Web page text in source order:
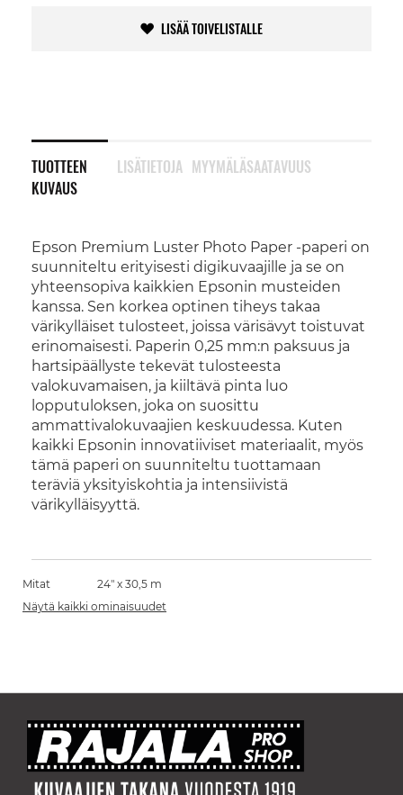
LISÄÄ TOIVELISTALLE
TUOTTEEN
KUVAUS
Epson Premium Luster Photo Paper -paperi on
suunniteltu erityisesti digikuvaajille ja se on
yhteensopiva kaikkien Epsonin musteiden
kanssa. Sen korkea optinen tiheys takaa
värikylläiset tulosteet, joissa värisävyt toistuvat
erinomaisesti. Paperin 0,25 mm:n paksuus ja
hartsipäällyste tekevät tulosteesta
valokuvamaisen, ja kiiltävä pinta luo
lopputuloksen, joka on suosittu
ammattivalokuvaajien keskuudessa. Kuten
kaikki Epsonin innovatiiviset materiaalit, myös
tämä paperi on suunniteltu tuottamaan
teräviä yksityiskohtia ja intensiivistä
värikylläisyyttä.
LISÄTIETOJA MYYMÄLÄSAATAVUUS
Mitat
24" x 30,5 m
Näytä kaikki ominaisuudet